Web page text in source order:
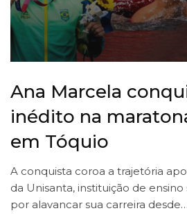
Ana Marcela
inédito na
em Tóquio
A conquista coroa a trajetória
da Unisanta, instituição de
por alavancar sua carreira desde…